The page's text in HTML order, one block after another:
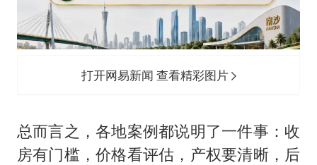
打开网易新闻 查看精彩图片
总而言之，各地案例都说明了一件事：收
房有门槛，价格看评估，产权要清晰，后